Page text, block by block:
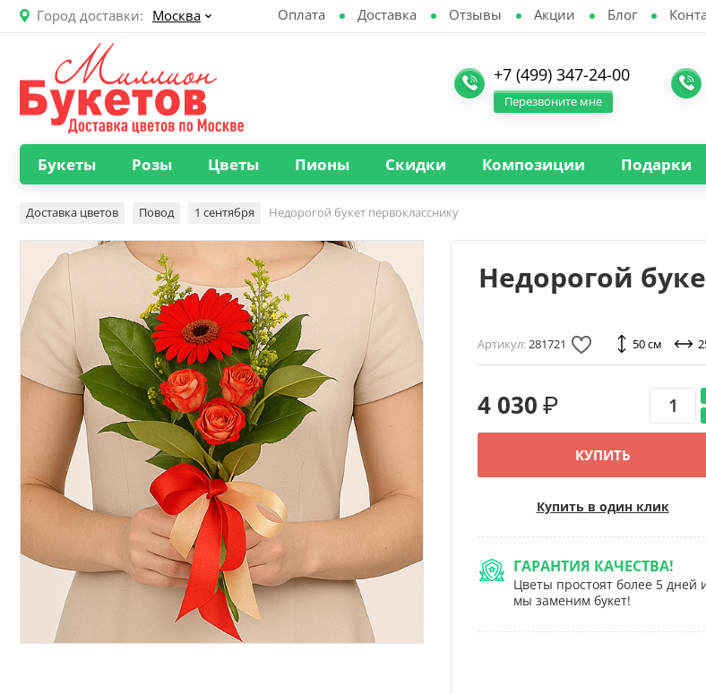
Оплата Доставка Отзывы Акции Блог
Город доставки: Москва
+7 (499) 347-24-00
Перезвоните мне
Букеты Розы Цветы Пионы Скидки Композиции Подарки
Доставка цветов Повод 1 сентября Недорогой букет первокласснику
Недорогой
Артикул: 281721 50 см
4 030 ₽
КУПИТЬ
Купить в один клик
ГАРАНТИЯ КАЧЕСТВА!
Цветы простоят более 5 дней
мы заменим букет!